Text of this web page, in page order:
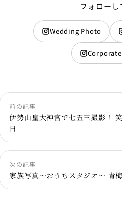
フォローし
Wedding Photo
前の記事
伊勢山皇大神宮で七五三撮影！
日
次の記事
家族写真〜おうちスタジオ〜 青梅